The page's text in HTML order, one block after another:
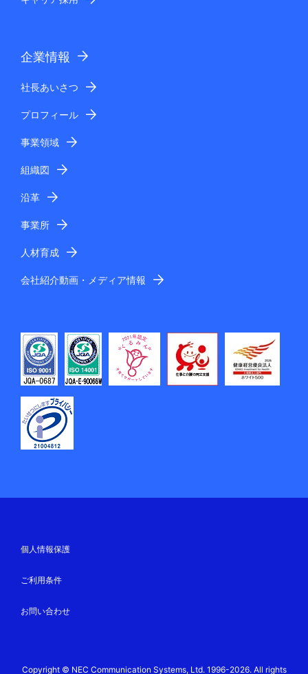
企業情報
社長あいさつ
プロフィール
事業領域
組織図
沿革
事業所
人材育成
会社紹介動画・メディア情報
個人情報保護
ご利用条件
お問い合わせ
Copyright © NEC Communication Systems, Ltd. 1996-2026. All rights